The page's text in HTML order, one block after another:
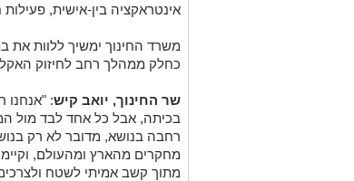
אינטראקציה בין-אישית,
משרד החינוך ימשיך ללוות את
כחלק ממהלך רחב לחיזוק
שר החינוך, יואב קיש: "אנחנו
בכיתה, אבל כל אחד לבד מול
רחבה בנושא, מדובר לא רק
מחקרים מהארץ ומהעולם,
מתוך קשב אמיתי לשטח